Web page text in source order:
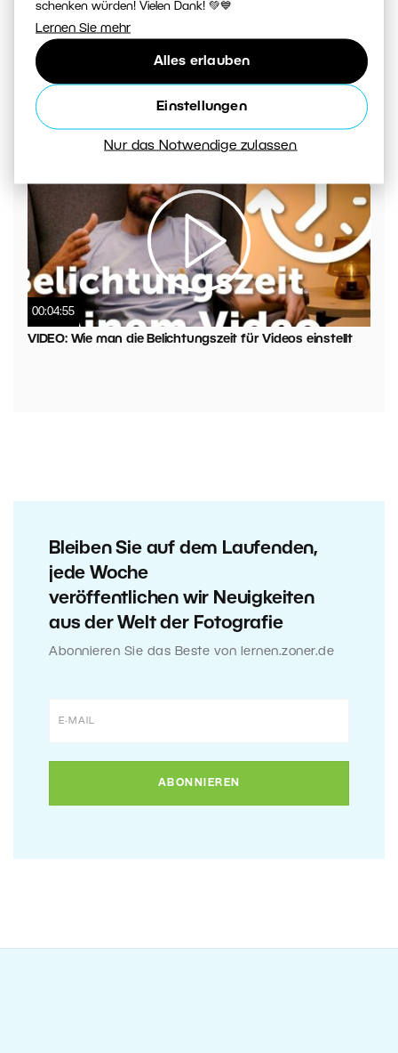
schenken würden! Vielen Dank! 💚💙
Lernen Sie mehr
Alles erlauben
Einstellungen
Nur das Notwendige zulassen
Wie erstellt man ein Video in Zoner Studio – Teil 2
00:04:55
VIDEO: Wie man die Belichtungszeit für Videos einstellt
Bleiben Sie auf dem Laufenden,
jede Woche
veröffentlichen wir Neuigkeiten
aus der Welt der Fotografie
Abonnieren Sie das Beste von lernen.zoner.de